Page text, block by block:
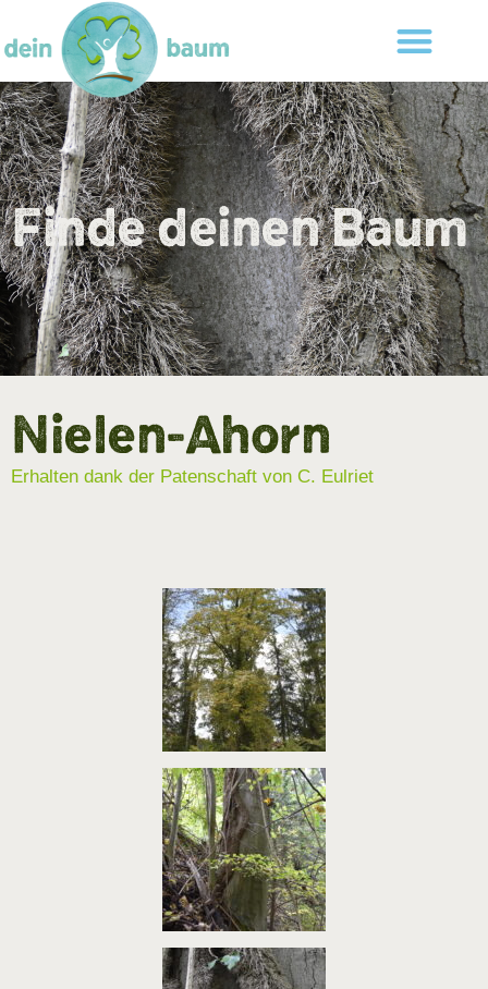
Finde deinen Baum
Nielen-Ahorn
Erhalten dank der Patenschaft von C. Eulriet